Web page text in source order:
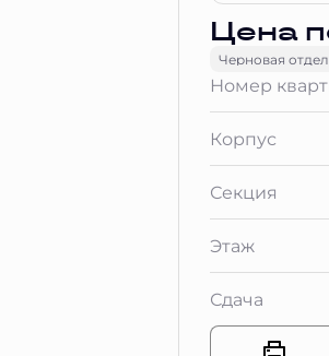
Цена
Черновая
Номер
Корпус
Секция
Этаж
Сдача